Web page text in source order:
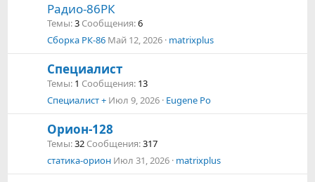
Радио-86РК
Темы 3 Сообщения 6
Сборка РК-86 Май 12, 2026 matrixplus
Специалист
Темы 1 Сообщения 13
Специалист + Июл 9, 2026 Eugene Po
Орион-128
Темы 32 Сообщения 317
статика-орион Июл 31, 2026 matrixplus